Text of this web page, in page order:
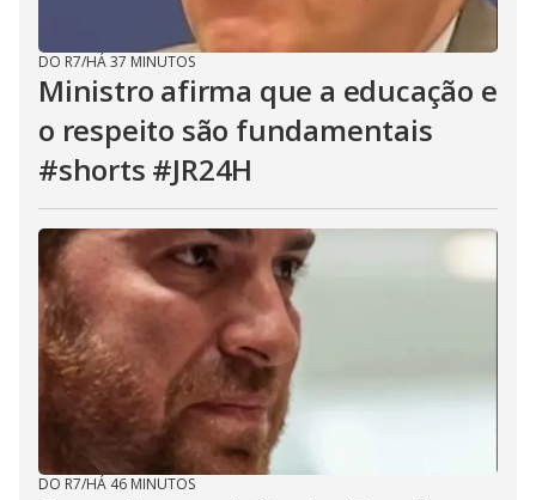
DO R7/HÁ 37 MINUTOS
Ministro afirma que a educação e
o respeito são fundamentais
#shorts #JR24H
DO R7/HÁ 46 MINUTOS